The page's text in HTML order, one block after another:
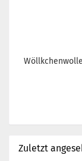
Zuletzt